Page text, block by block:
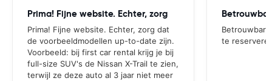
Prima! Fijne website. Echter, zorg
Prima! Fijne website. Echter, zorg dat
de voorbeeldmodellen up-to-date zijn.
Voorbeeld: bij first car rental krijg je bij
full-size SUV's de Nissan X-Trail te zien,
terwijl ze deze auto al 3 jaar niet meer
te